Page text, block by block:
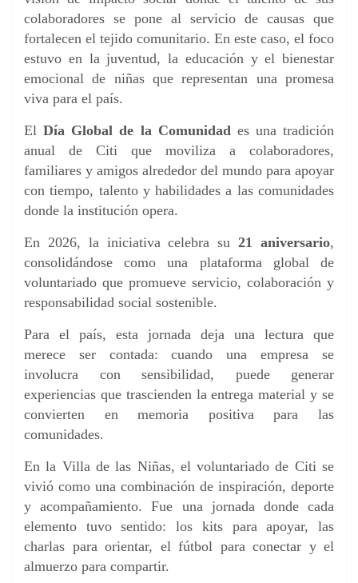
colaboradores se pone al servicio de causas que
fortalecen el tejido comunitario. En este caso, el foco
estuvo en la juventud, la educación y el bienestar
emocional de niñas que representan una promesa
viva para el país.
ElDía Global de la Comunidades una tradición
anual de Citi que moviliza a colaboradores,
familiares y amigos alrededor del mundo para apoyar
con tiempo, talento y habilidades a las comunidades
donde la institución opera.
En 2026, la iniciativa celebra su21 aniversario,
consolidándose como una plataforma global de
voluntariado que promueve servicio, colaboración y
responsabilidad social sostenible.
Para el país, esta jornada deja una lectura que
merece ser contada: cuando una empresa se
involucra con sensibilidad, puede generar
experiencias que trascienden la entrega material y se
convierten en memoria positiva para las
comunidades.
En la Villa de las Niñas, el voluntariado de Citi se
vivió como una combinación de inspiración, deporte
y acompañamiento. Fue una jornada donde cada
elemento tuvo sentido: los kits para apoyar, las
charlas para orientar, el fútbol para conectar y el
almuerzo para compartir.